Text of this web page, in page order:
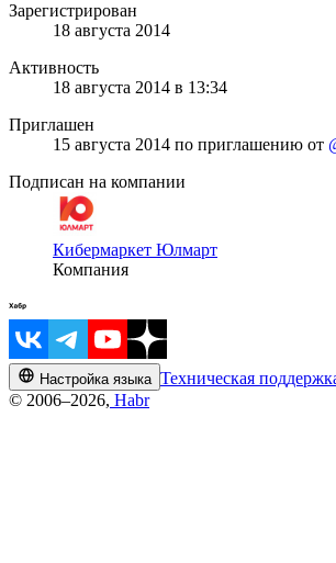
Зарегистрирован
18 августа 2014
Активность
18 августа 2014 в 13:34
Приглашен
15 августа 2014 по приглашению от
Подписан на компании
Кибермаркет Юлмарт
Компания
Настройка языка Техническая
© 2006–2026, Habr